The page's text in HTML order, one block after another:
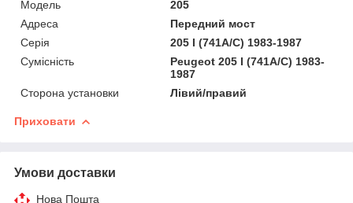
Мoдель
205
Адреса
Передний мост
Серія
205 I (741A/C) 1983-1987
Сумісність
Peugeot 205 I (741A/C) 1983-
1987
Сторона установки
Лівий/правий
Приховати
Умови доставки
Нова Пошта